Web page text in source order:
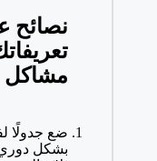
نصائح
مشاكل
ضع جدولًا
بشكل